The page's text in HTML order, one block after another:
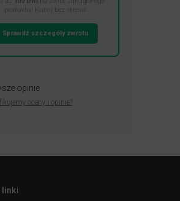
produktu! Kupuj bez stresu.
Sprawdź szczegóły zwrotu
opinie
oceny i opinie?
linki